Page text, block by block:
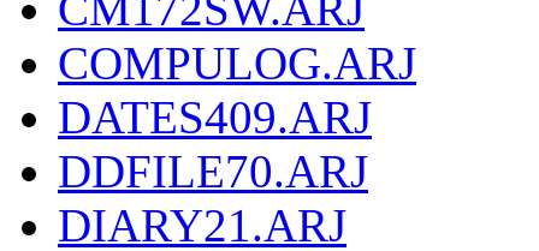
COMPULOG.ARJ
DATES409.ARJ
DDFILE70.ARJ
DIARY21.ARJ